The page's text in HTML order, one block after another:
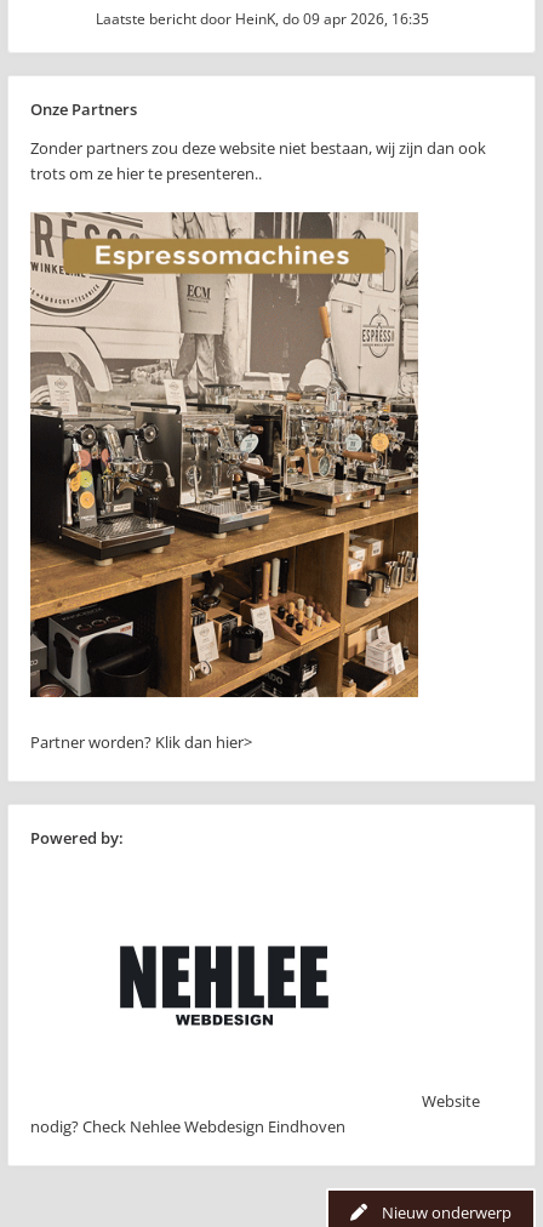
Laatste bericht door HeinK, do 09 apr 2026, 16:35
Onze Partners
Zonder partners zou deze website niet bestaan, wij zijn dan ook
trots om ze hier te presenteren..
Partner worden? Klik dan hier>
Powered by:
Website
nodig? Check Nehlee Webdesign Eindhoven
Nieuw onderwerp